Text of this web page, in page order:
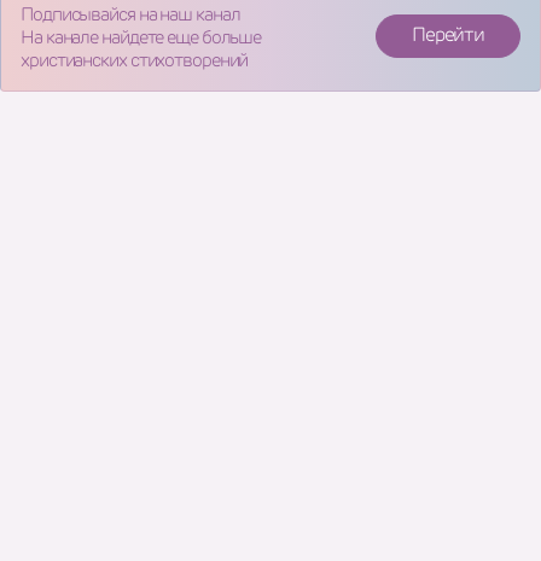
Подписывайся на наш канал
На канале найдете еще больше
христианских стихотворений
Перейти